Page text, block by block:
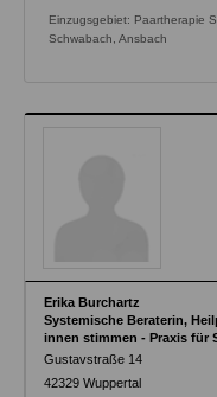
Einzugsgebiet: Paartherapie
Schwabach, Ansbach
Erika Burchartz
Systemische Beraterin,
innen stimmen - Praxis für
Gustavstraße 14
42329 Wuppertal